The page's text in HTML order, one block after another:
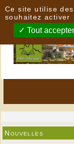
Nouvelles
Ce site utilise
souhaitez activer
Tout accepter